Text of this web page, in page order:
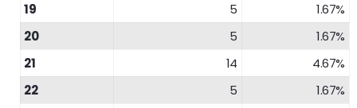
19
5
1.67%
20
5
1.67%
21
14
4.67%
22
5
1.67%